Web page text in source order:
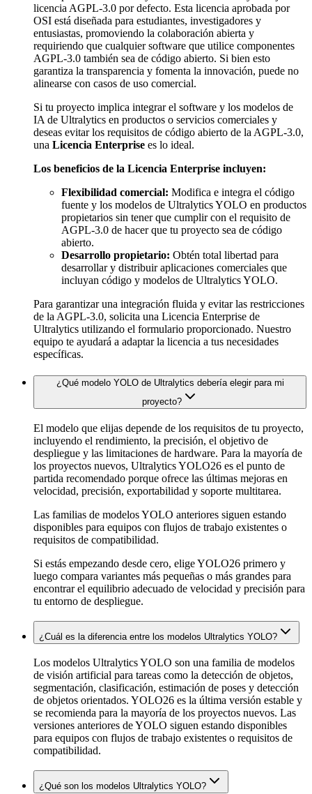
licencia AGPL-3.0 por defecto. Esta licencia aprobada por
OSI está diseñada para estudiantes, investigadores y
entusiastas, promoviendo la colaboración abierta y
requiriendo que cualquier software que utilice componentes
AGPL-3.0 también sea de código abierto. Si bien esto
garantiza la transparencia y fomenta la innovación, puede no
alinearse con casos de uso comercial.
Si tu proyecto implica integrar el software y los modelos de
IA de Ultralytics en productos o servicios comerciales y
deseas evitar los requisitos de código abierto de la AGPL-3.0,
una Licencia Enterprise es lo ideal.
Los beneficios de la Licencia Enterprise incluyen:
Flexibilidad comercial: Modifica e integra el código
fuente y los modelos de Ultralytics YOLO en productos
propietarios sin tener que cumplir con el requisito de
AGPL-3.0 de hacer que tu proyecto sea de código
abierto.
Desarrollo propietario: Obtén total libertad para
desarrollar y distribuir aplicaciones comerciales que
incluyan código y modelos de Ultralytics YOLO.
Para garantizar una integración fluida y evitar las restricciones
de la AGPL-3.0, solicita una Licencia Enterprise de
Ultralytics utilizando el formulario proporcionado. Nuestro
equipo te ayudará a adaptar la licencia a tus necesidades
específicas.
¿Qué modelo YOLO de Ultralytics debería elegir para mi
proyecto?
El modelo que elijas depende de los requisitos de tu proyecto,
incluyendo el rendimiento, la precisión, el objetivo de
despliegue y las limitaciones de hardware. Para la mayoría de
los proyectos nuevos, Ultralytics YOLO26 es el punto de
partida recomendado porque ofrece las últimas mejoras en
velocidad, precisión, exportabilidad y soporte multitarea.
Las familias de modelos YOLO anteriores siguen estando
disponibles para equipos con flujos de trabajo existentes o
requisitos de compatibilidad.
Si estás empezando desde cero, elige YOLO26 primero y
luego compara variantes más pequeñas o más grandes para
encontrar el equilibrio adecuado de velocidad y precisión para
tu entorno de despliegue.
¿Cuál es la diferencia entre los modelos Ultralytics YOLO?
Los modelos Ultralytics YOLO son una familia de modelos
de visión artificial para tareas como la detección de objetos,
segmentación, clasificación, estimación de poses y detección
de objetos orientados. YOLO26 es la última versión estable y
se recomienda para la mayoría de los proyectos nuevos. Las
versiones anteriores de YOLO siguen estando disponibles
para equipos con flujos de trabajo existentes o requisitos de
compatibilidad.
¿Qué son los modelos Ultralytics YOLO?